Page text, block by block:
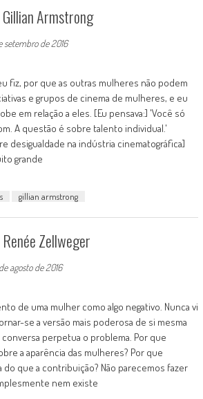
Armstrong
setembro de 2016
fiz, por que as outras mulheres não podem
e grupos de cinema de mulheres, e eu
em relação a eles. [Eu pensava:] 'Você só
A questão é sobre talento individual.'
desigualdade na indústria cinematográfica]
grande
gillian armstrong
Zellweger
agosto de 2016
de uma mulher como algo negativo. Nunca vi
se a versão mais poderosa de si mesma
conversa perpetua o problema. Por que
a aparência das mulheres? Por que
do que a contribuição? Não parecemos fazer
nem existe